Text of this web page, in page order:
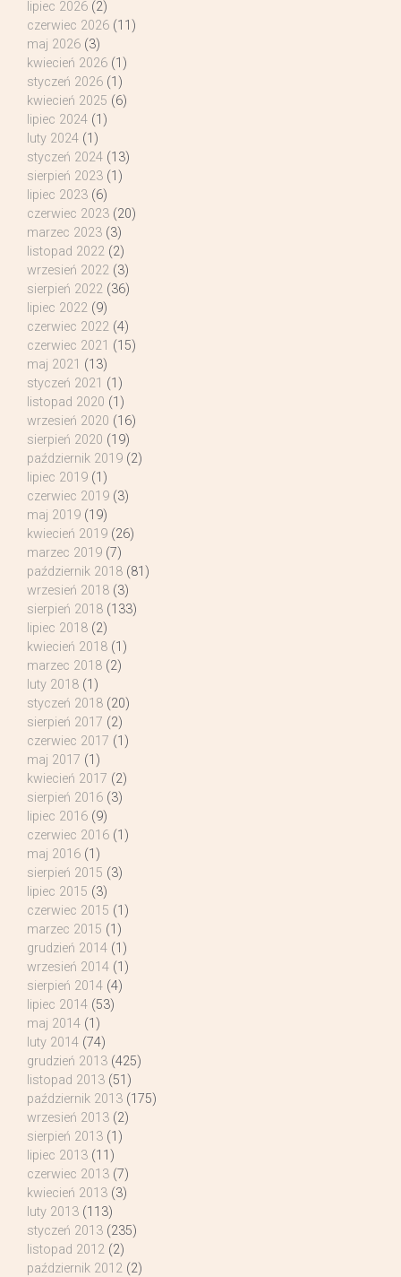
lipiec 2026 (2)
czerwiec 2026 (11)
maj 2026 (3)
kwiecień 2026 (1)
styczeń 2026 (1)
kwiecień 2025 (6)
lipiec 2024 (1)
luty 2024 (1)
styczeń 2024 (13)
sierpień 2023 (1)
lipiec 2023 (6)
czerwiec 2023 (20)
marzec 2023 (3)
listopad 2022 (2)
wrzesień 2022 (3)
sierpień 2022 (36)
lipiec 2022 (9)
czerwiec 2022 (4)
czerwiec 2021 (15)
maj 2021 (13)
styczeń 2021 (1)
listopad 2020 (1)
wrzesień 2020 (16)
sierpień 2020 (19)
październik 2019 (2)
lipiec 2019 (1)
czerwiec 2019 (3)
maj 2019 (19)
kwiecień 2019 (26)
marzec 2019 (7)
październik 2018 (81)
wrzesień 2018 (3)
sierpień 2018 (133)
lipiec 2018 (2)
kwiecień 2018 (1)
marzec 2018 (2)
luty 2018 (1)
styczeń 2018 (20)
sierpień 2017 (2)
czerwiec 2017 (1)
maj 2017 (1)
kwiecień 2017 (2)
sierpień 2016 (3)
lipiec 2016 (9)
czerwiec 2016 (1)
maj 2016 (1)
sierpień 2015 (3)
lipiec 2015 (3)
czerwiec 2015 (1)
marzec 2015 (1)
grudzień 2014 (1)
wrzesień 2014 (1)
sierpień 2014 (4)
lipiec 2014 (53)
maj 2014 (1)
luty 2014 (74)
grudzień 2013 (425)
listopad 2013 (51)
październik 2013 (175)
wrzesień 2013 (2)
sierpień 2013 (1)
lipiec 2013 (11)
czerwiec 2013 (7)
kwiecień 2013 (3)
luty 2013 (113)
styczeń 2013 (235)
listopad 2012 (2)
październik 2012 (2)